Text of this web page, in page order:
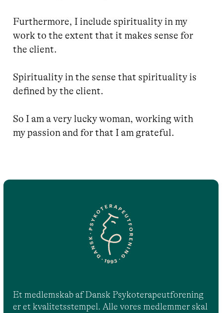
Furthermore, I include spirituality in my
work to the extent that it makes sense for
the client.
Spirituality in the sense that spirituality is
defined by the client.
So I am a very lucky woman, working with
my passion and for that I am grateful.
Et medlemskab af Dansk Psykoterapeutforening
er et kvalitetsstempel. Alle vores medlemmer skal